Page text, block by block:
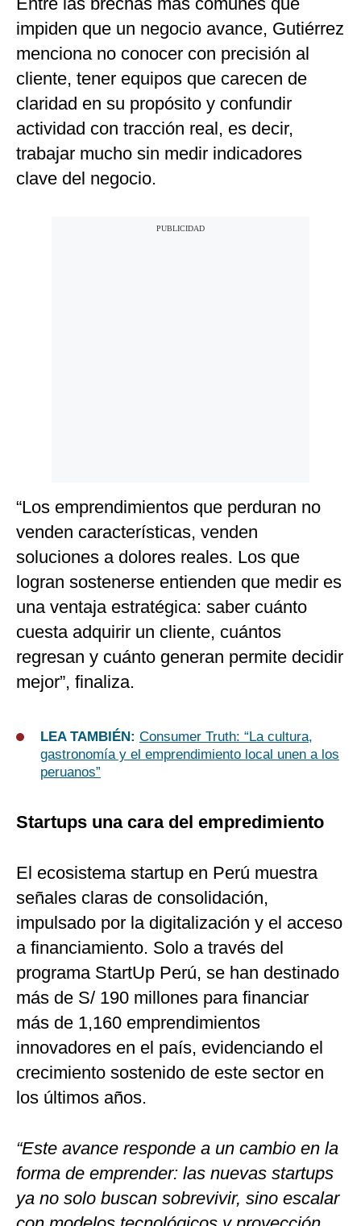
impiden que un negocio avance, Gutiérrez
menciona no conocer con precisión al
cliente, tener equipos que carecen de
claridad en su propósito y confundir
actividad con tracción real, es decir,
trabajar mucho sin medir indicadores
clave del negocio.
“Los emprendimientos que perduran no
venden características, venden
soluciones a dolores reales. Los que
logran sostenerse entienden que medir es
una ventaja estratégica: saber cuánto
cuesta adquirir un cliente, cuántos
regresan y cuánto generan permite decidir
mejor”, finaliza.
LEA TAMBIÉN: Consumer Truth: “La cultura,
gastronomía y el emprendimiento local unen a los
peruanos”
Startups una cara del empredimiento
El ecosistema startup en Perú muestra
señales claras de consolidación,
impulsado por la digitalización y el acceso
a financiamiento. Solo a través del
programa StartUp Perú, se han destinado
más de S/ 190 millones para financiar
más de 1,160 emprendimientos
innovadores en el país, evidenciando el
crecimiento sostenido de este sector en
los últimos años.
“Este avance responde a un cambio en la
forma de emprender: las nuevas startups
ya no solo buscan sobrevivir, sino escalar